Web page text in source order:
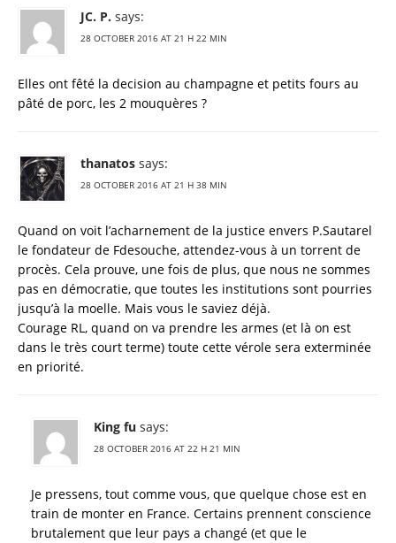
JC. P. says:
28 OCTOBER 2016 AT 21 H 22 MIN
Elles ont fêté la decision au champagne et petits fours au
pâté de porc, les 2 mouquères ?
thanatos says:
28 OCTOBER 2016 AT 21 H 38 MIN
Quand on voit l’acharnement de la justice envers P.Sautarel
le fondateur de Fdesouche, attendez-vous à un torrent de
procès. Cela prouve, une fois de plus, que nous ne sommes
pas en démocratie, que toutes les institutions sont pourries
jusqu’à la moelle. Mais vous le saviez déjà.
Courage RL, quand on va prendre les armes (et là on est
dans le très court terme) toute cette vérole sera exterminée
en priorité.
King fu says:
28 OCTOBER 2016 AT 22 H 21 MIN
Je pressens, tout comme vous, que quelque chose est en
train de monter en France. Certains prennent conscience
brutalement que leur pays a changé (et que le